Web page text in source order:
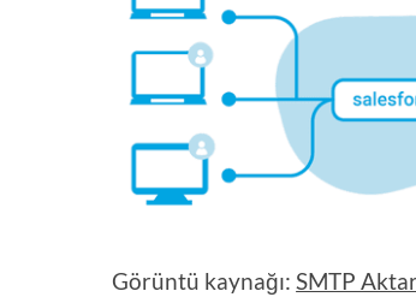
Görüntü kaynağı:SMTP